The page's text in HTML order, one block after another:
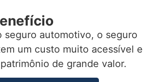
seguro automotivo, o seguro
um custo muito acessível e
de grande valor.